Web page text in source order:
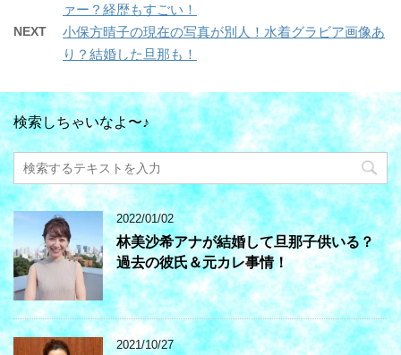
ァー？経歴もすごい！
NEXT
小保方晴子の現在の写真が別人！水着グラビア画像あ
り？結婚した旦那も！
検索しちゃいなよ〜♪
2022/01/02
林美沙希アナが結婚して旦那子供いる？
過去の彼氏＆元カレ事情！
2021/10/27